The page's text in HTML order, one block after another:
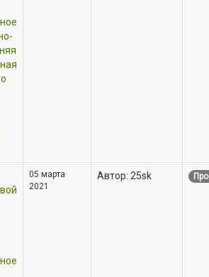
05 марта
2021
Автор: 25sk